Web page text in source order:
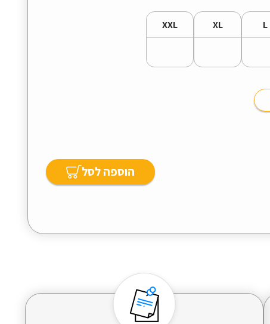
L
XL
XXL
הוספה לסל